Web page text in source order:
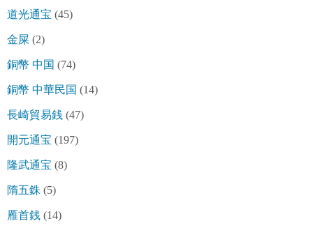
道光通宝 (45)
金屎 (2)
銅幣 中国 (74)
銅幣 中華民国 (14)
長崎貿易銭 (47)
開元通宝 (197)
隆武通宝 (8)
隋五銖 (5)
雁首銭 (14)